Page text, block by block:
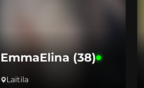
EmmaElina (38)
Laitila